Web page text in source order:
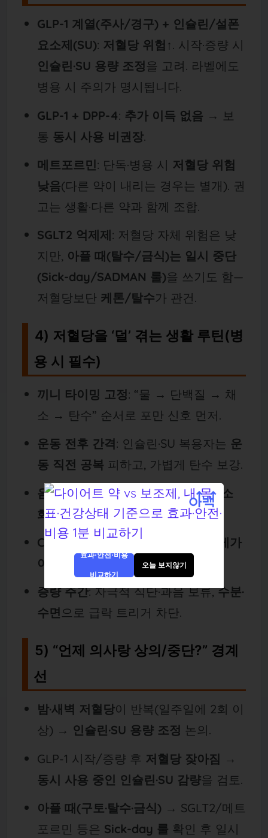
GLP-1 계열(주사/경구) + 인슐린/설폰
요소제(SU): 저혈당 위험↑ . 시작·증량 시
인슐린·SU 용량 조정을 고려. 라벨에도
병용 시 주의가 명시됩니다.
GLP-1 + DPP-4: 추가 이득 없음 → 보
통 동시 사용 비권장.
메트포르민: 단독·병용 시 저혈당 위험
낮음(다른 약이 내리는 경우는 별개). 권
고는 생활·다른 약과 함께 조합.
SGLT2 억제제: 저혈당 자체 위험은 낮
지만, 아플 때(탈수/금식)는 일시 중단
(Sick-day/SADMAN 룰)을 쓰기도 함—
저혈당보단 케톤/탈수가 관건.
4) 저혈당을 ‘덜’ 겪는 생활 루틴(병
용 시 필수)
끼니 타이밍 고정: “물 → 단백질 → 채
소 → 탄수” 순서로 포만 신호 먼저.
운동 전후 간격 : 인슐린·SU 복용자는 운
동 직전 공복 피하고, 가볍게 탄수 보강.
음주: 야간 저혈당 위험↑. 음주는최소
화, 섭취 시탄수 동반.
CGM/혈당계 알람: 하강 알람은
낮게가
아니라 ‘여유있게’
설정.
증량 주간: 자극적 식단·과음 보류,수분·
수면으로 급락 트리거 차단.
5) “언제 의사랑 상의/중단?” 경계
선
밤·새벽 저혈당이 반복(일주일에 2회 이
상) → 인슐린·SU 용량 조정 논의.
GLP-1 시작/증량 후 저혈당 잦아짐 →
동시 사용 중인 인슐린·SU 감량을 검토.
아플 때(구토·탈수·금식) → SGLT2/메트
포르민 등은 Sick-day 룰 확인 후 일시
효과·안전·비용
비교하기
오늘 보지않기